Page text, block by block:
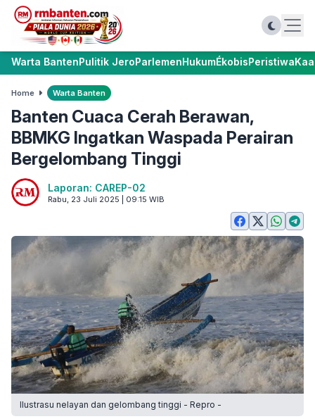
Warta BantenPulitik JeroParlemenHukumÉkobisPeristiwa
Home Warta Banten
Banten Cuaca Cerah Berawan,
BBMKG Ingatkan Waspada Perairan
Bergelombang Tinggi
Laporan: CAREP-02
Rabu, 23 Juli 2025 | 09:15 WIB
Ilustrasu nelayan dan gelombang tinggi - Repro -